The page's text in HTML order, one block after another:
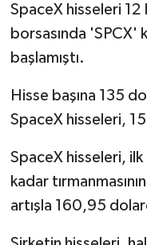
SpaceX hisseleri
borsasında 'SPCX'
başlamıştı.
Hisse başına 135
SpaceX hisseleri,
SpaceX hisseleri,
kadar
artışla 160,95